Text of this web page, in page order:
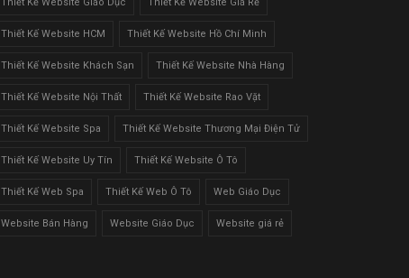
Thiết Kế Website HCM Thiết Kế Website Hồ Chí Minh
Thiết Kế Website Khách Sạn Thiết Kế Website Nhà Hàng
Thiết Kế Website Nội Thất Thiết Kế Website Rao Vặt
Thiết Kế Website Spa Thiết Kế Website Thương Mại Điện Tử
Thiết Kế Website Uy Tín Thiết Kế Website Ô Tô
Thiết Kế Web Spa Thiết Kế Web Ô Tô Web Giáo Dục
Website Bán Hàng Website Giáo Dục Website giá rẻ